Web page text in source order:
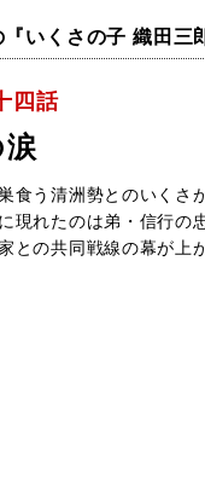
いくさの子 織田三
四話
食う清洲勢とのいくさ
現れたのは弟・信行の
との共同戦線の幕が上